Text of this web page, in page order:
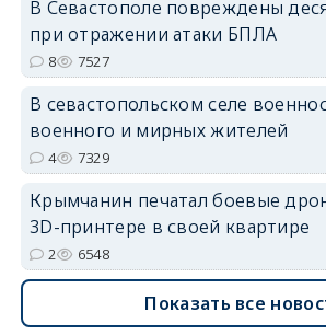
В Севастополе повреждены
при отражении атаки БПЛА
8 7527
В севастопольском селе
военного и мирных жителей
4 7329
Крымчанин печатал боевые
3D-принтере в своей квартире
2 6548
Показать все